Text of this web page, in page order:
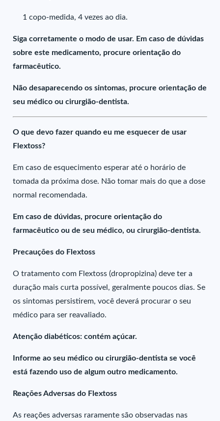
1 copo-medida, 4 vezes ao dia.
Siga corretamente o modo de usar. Em caso de dúvidas
sobre este medicamento, procure orientação do
farmacêutico.
Não desaparecendo os sintomas, procure orientação de
seu médico ou cirurgião-dentista.
O que devo fazer quando eu me esquecer de usar
Flextoss?
Em caso de esquecimento esperar até o horário de
tomada da próxima dose. Não tomar mais do que a dose
normal recomendada.
Em caso de dúvidas, procure orientação do
farmacêutico ou de seu médico, ou cirurgião-dentista.
Precauções do Flextoss
O tratamento com Flextoss (dropropizina) deve ter a
duração mais curta possível, geralmente poucos dias. Se
os sintomas persistirem, você deverá procurar o seu
médico para ser reavaliado.
Atenção diabéticos: contém açúcar.
Informe ao seu médico ou cirurgião-dentista se você
está fazendo uso de algum outro medicamento.
Reações Adversas do Flextoss
As reações adversas raramente são observadas nas